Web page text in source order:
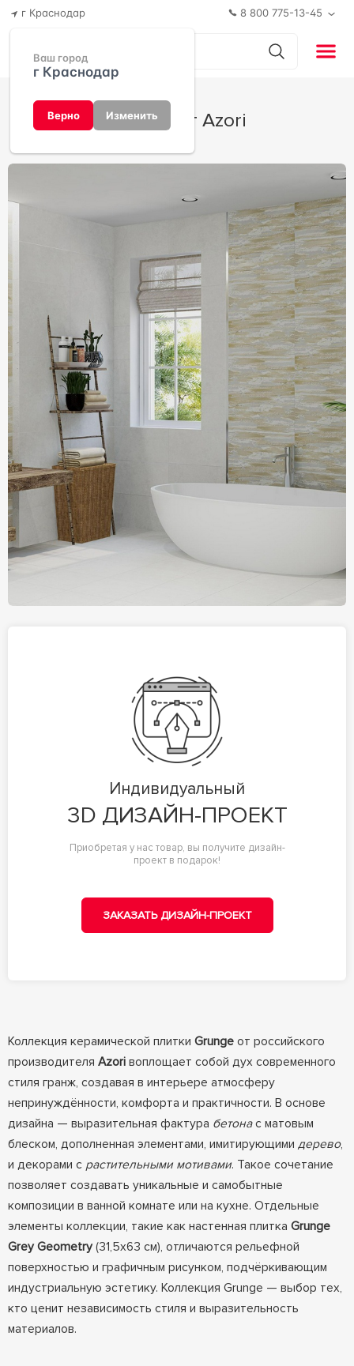
г Краснодар
Ваш город
г Краснодар
Верно Изменить
8 800 775-13-45
Grunge от Azori
Индивидуальный
3D ДИЗАЙН-ПРОЕКТ
Приобретая у нас товар, вы получите дизайн-
проект в подарок!
ЗАКАЗАТЬ ДИЗАЙН-ПРОЕКТ
Коллекция керамической плитки Grungeот российского
производителя Azoriвоплощает собой дух современного
стиля гранж, создавая в интерьере атмосферу
непринуждённости, комфорта и практичности. В основе
дизайна — выразительная фактура бетонас матовым
блеском, дополненная элементами, имитирующими дерево,
и декорами с растительными мотивами. Такое сочетание
позволяет создавать уникальные и самобытные
композиции в ванной комнате или на кухне. Отдельные
элементы коллекции, такие как настенная плитка Grunge
Grey Geometry(31,5х63 см), отличаются рельефной
поверхностью и графичным рисунком, подчёркивающим
индустриальную эстетику. Коллекция Grunge — выбор тех,
кто ценит независимость стиля и выразительность
материалов.